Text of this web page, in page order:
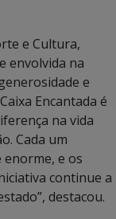
e Cultura,
envolvida na
e
Encantada é
na vida
Cada um
e os
continue a
destacou.